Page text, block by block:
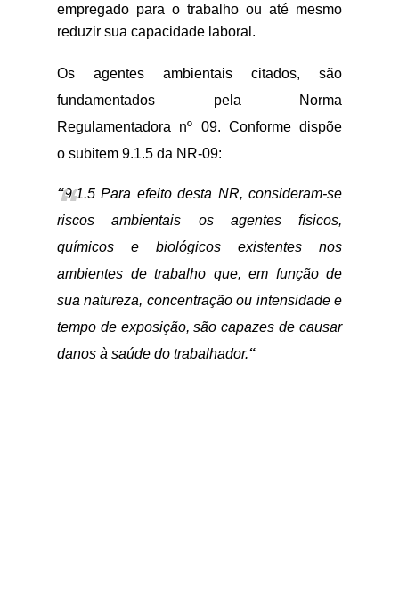
empregado para o trabalho ou até mesmo
reduzir sua capacidade laboral.
Os agentes ambientais citados, são
fundamentados pela Norma
Regulamentadora nº 09. Conforme dispõe
o subitem 9.1.5 da NR-09:
“9.1.5 Para efeito desta NR, consideram-se
riscos ambientais os agentes físicos,
químicos e biológicos existentes nos
ambientes de trabalho que, em função de
sua natureza, concentração ou intensidade e
tempo de exposição, são capazes de causar
danos à saúde do trabalhador.“